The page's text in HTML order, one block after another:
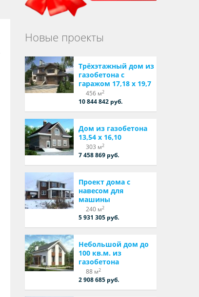
Новые проекты
Трёхэтажный дом из
газобетона с
гаражом 17,18 х 19,7
456 м2
10 844 842 руб.
Дом из газобетона
13,54 х 16,10
303 м2
7 458 869 руб.
Проект дома с
навесом для
машины
240 м2
5 931 305 руб.
Небольшой дом до
100 кв.м. из
газобетона
88 м2
2 908 685 руб.